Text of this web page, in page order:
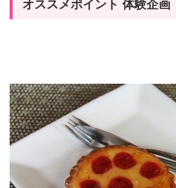
オススメポイント 体験企画